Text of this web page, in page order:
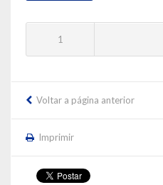
1
Voltar a página anterior
Imprimir